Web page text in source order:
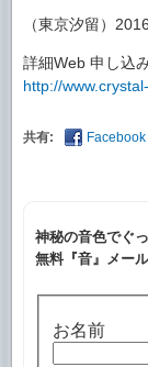
（東京汐留）
詳細Web 申し込
http://
共有: Facebook
神秘の音色でぐ
無料『音』メー
お名前